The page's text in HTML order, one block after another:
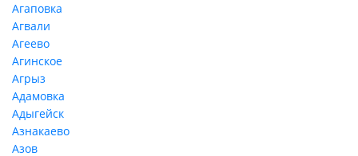
Агаповка
Агвали
Агеево
Агинское
Агрыз
Адамовка
Адыгейск
Азнакаево
Азов